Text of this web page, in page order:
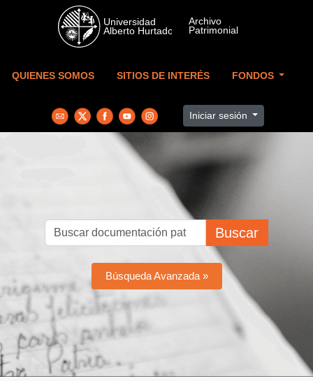
Skip to main content
QUIENES SOMOS SITIOS DE INTERÉS FONDOS
Iniciar sesión
Buscar
Búsqueda Avanzada »